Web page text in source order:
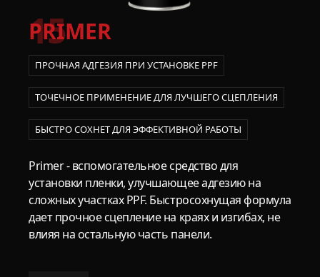
15
PRIMER
ПРОЧНАЯ АДГЕЗИЯ ПРИ УСТАНОВКЕ PPF
ТОЧЕЧНОЕ ПРИМЕНЕНИЕ ДЛЯ ЛУЧШЕГО СЦЕПЛЕНИЯ
БЫСТРО СОХНЕТ ДЛЯ ЭФФЕКТИВНОЙ РАБОТЫ
Primer - вспомогательное средство для
установки пленки, улучшающее адгезию на
сложных участках PPF. Быстросохнущая формула
дает прочное сцепление на краях и изгибах, не
влияя на остальную часть панели.